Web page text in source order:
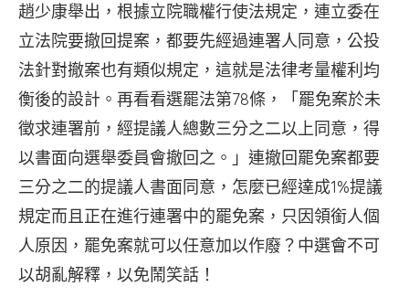
趙少康舉出，根據立院職權行使法規定，連立委在
立法院要撤回提案，都要先經過連署人同意，公投
法針對撤案也有類似規定，這就是法律考量權利均
衡後的設計。再看看選罷法第78條，「罷免案於未
徵求連署前，經提議人總數三分之二以上同意，得
以書面向選舉委員會撤回之。」連撤回罷免案都要
三分之二的提議人書面同意，怎麼已經達成1%提議
規定而且正在進行連署中的罷免案，只因領銜人個
人原因，罷免案就可以任意加以作廢？中選會不可
以胡亂解釋，以免鬧笑話！